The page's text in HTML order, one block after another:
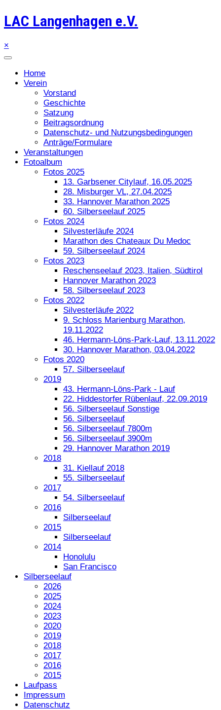
LAC Langenhagen e.V.
×
Home
Verein
Vorstand
Geschichte
Satzung
Beitragsordnung
Datenschutz- und Nutzungsbedingungen
Anträge/Formulare
Veranstaltungen
Fotoalbum
Fotos 2025
13. Garbsener Citylauf, 16.05.2025
28. Misburger VL, 27.04.2025
33. Hannover Marathon 2025
60. Silberseelauf 2025
Fotos 2024
Silvesterläufe 2024
Marathon des Chateaux Du Medoc
59. Silberseelauf 2024
Fotos 2023
Reschenseelauf 2023, Italien, Südtirol
Hannover Marathon 2023
58. Silberseelauf 2023
Fotos 2022
Silvesterläufe 2022
9. Schloss Marienburg Marathon,
19.11.2022
46. Hermann-Löns-Park-Lauf, 13.11.2022
30. Hannover Marathon, 03.04.2022
Fotos 2020
57. Silberseelauf
2019
43. Hermann-Löns-Park - Lauf
22. Hiddestorfer Rübenlauf, 22.09.2019
56. Silberseelauf Sonstige
56. Silberseelauf
56. Silberseelauf 7800m
56. Silberseelauf 3900m
29. Hannover Marathon 2019
2018
31. Kiellauf 2018
55. Silberseelauf
2017
54. Silberseelauf
2016
Silberseelauf
2015
Silberseelauf
2014
Honolulu
San Francisco
Silberseelauf
2026
2025
2024
2023
2020
2019
2018
2017
2016
2015
Laufpass
Impressum
Datenschutz